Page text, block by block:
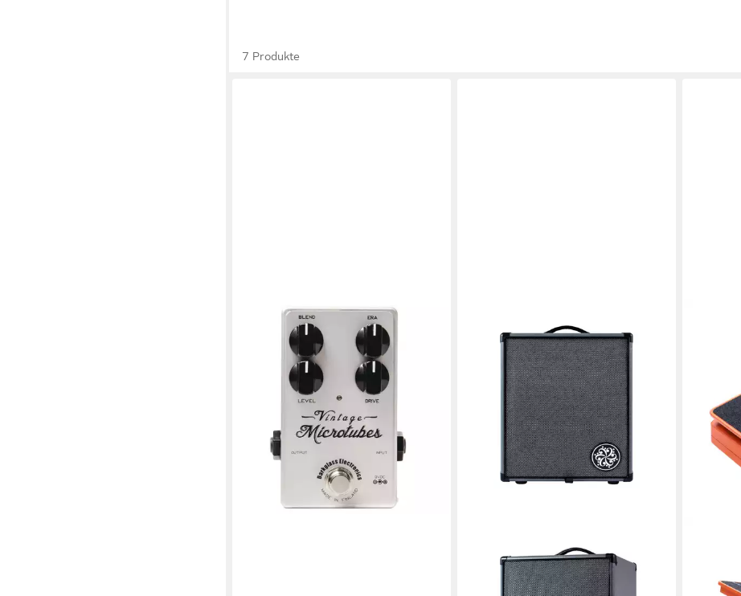
7 Produkte
DARKGLASS
Musikinstrumentenpedal, (Bass-
Effektgeräte, Bass-Effektpedale),
Microtubes Vintage - Bass
Effektpedal
lieferbar - in 4-5 Werktagen bei dir